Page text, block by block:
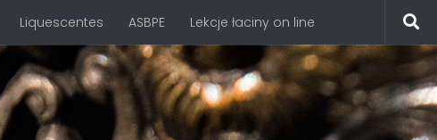
Liquescentes ASBPE Lekcje łaciny on line